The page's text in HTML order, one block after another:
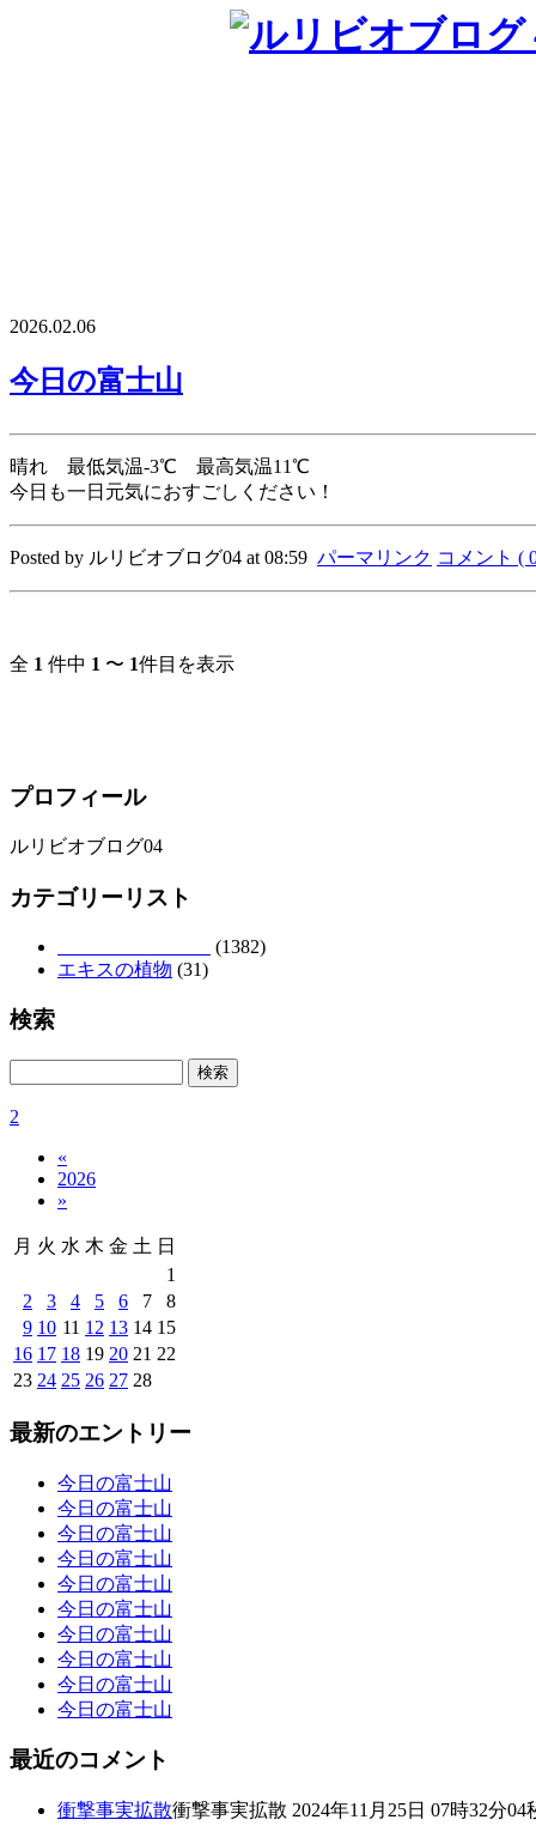
2026.02.06
今日の富士山
晴れ 最低気温‐3℃ 最高気温11℃
今日も一日元気におすごしください！
Posted by ルリビオブログ04 at 08:59 パーマリンク コメント (
全 1 件中 1 〜 1件目を表示
プロフィール
ルリビオブログ04
カテゴリーリスト
(1382)
エキスの植物 (31)
検索
2
«
2026
»
月 火 水 木 金 土 日
1
2
3 4 5 6 7
8
9 10 11 12 13 14 15
16 17 18 19 20 21 22
23 24 25 26 27 28
最新のエントリー
今日の富士山
今日の富士山
今日の富士山
今日の富士山
今日の富士山
今日の富士山
今日の富士山
今日の富士山
今日の富士山
今日の富士山
最近のコメント
衝撃事実拡散衝撃事実拡散 2024年11月25日 07時32分04